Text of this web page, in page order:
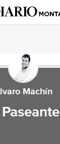
Machín
Paseante